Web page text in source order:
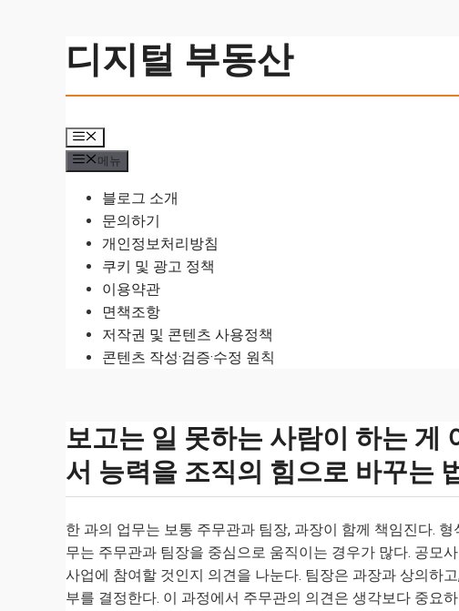
텐
츠
로
너
뛰
디지털 부동산
메
뉴
메뉴
블로그 소개
문의하기
개인정보처리방침
쿠키 및 광고 정책
이용약관
면책조항
저작권 및 콘텐츠 사용정책
콘텐츠 작성·검증·수정 원칙
보고는 일 못하는 사람이 하는 게
서 능력을 조직의 힘으로 바꾸는
한 과의 업무는 보통 주무관과 팀장, 과장이 함께 책임진다.
무는 주무관과 팀장을 중심으로 움직이는 경우가 많다. 공모
사업에 참여할 것인지 의견을 나눈다. 팀장은 과장과 상의하
부를 결정한다. 이 과정에서 주무관의 의견은 생각보다 중요